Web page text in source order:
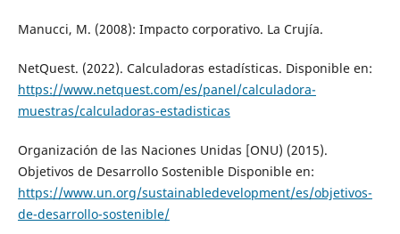
Manucci, M. (2008): Impacto corporativo. La Crujía.
NetQuest. (2022). Calculadoras estadísticas. Disponible en:
https://www.netquest.com/es/panel/calculadora-
muestras/calculadoras-estadisticas
Organización de las Naciones Unidas [ONU) (2015).
Objetivos de Desarrollo Sostenible Disponible en:
https://www.un.org/sustainabledevelopment/es/objetivos-
de-desarrollo-sostenible/